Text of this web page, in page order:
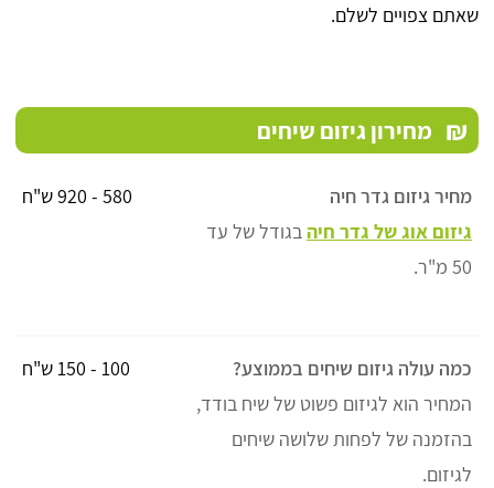
שאתם צפויים לשלם.
₪ מחירון גיזום שיחים
מחיר גיזום גדר חיה
גיזום אוג של גדר חיהבגודל של עד
50 מ"ר.
580 - 920 ש"ח
כמה עולה גיזום שיחים בממוצע?
המחיר הוא לגיזום פשוט של שיח בודד,
בהזמנה של לפחות שלושה שיחים
לגיזום.
100 - 150 ש"ח